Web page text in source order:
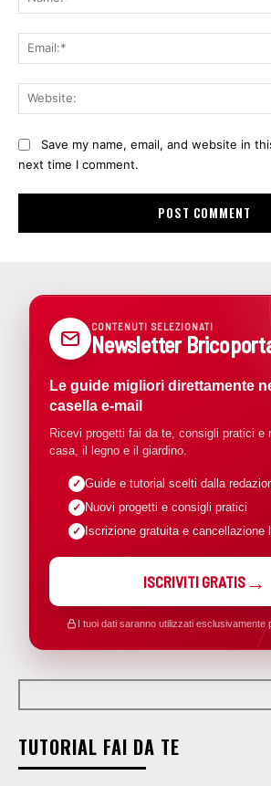
Save my name, email, and website in
next time I comment.
CONTENUTI SELEZIONATI
Newsletter
Le guide migliori direttamente
casella e-mail
Ricevi progetti fai da te, consigli pratici e
casa, il legno e il giardino.
Guide e tutorial scelti dalla
Nuovi progetti e consigli pratici
Iscrizione gratuita e cancellazione
ISCRIVITI GRATIS
I tuoi dati saranno utilizzati esclusivamente
TUTORIAL FAI DA TE